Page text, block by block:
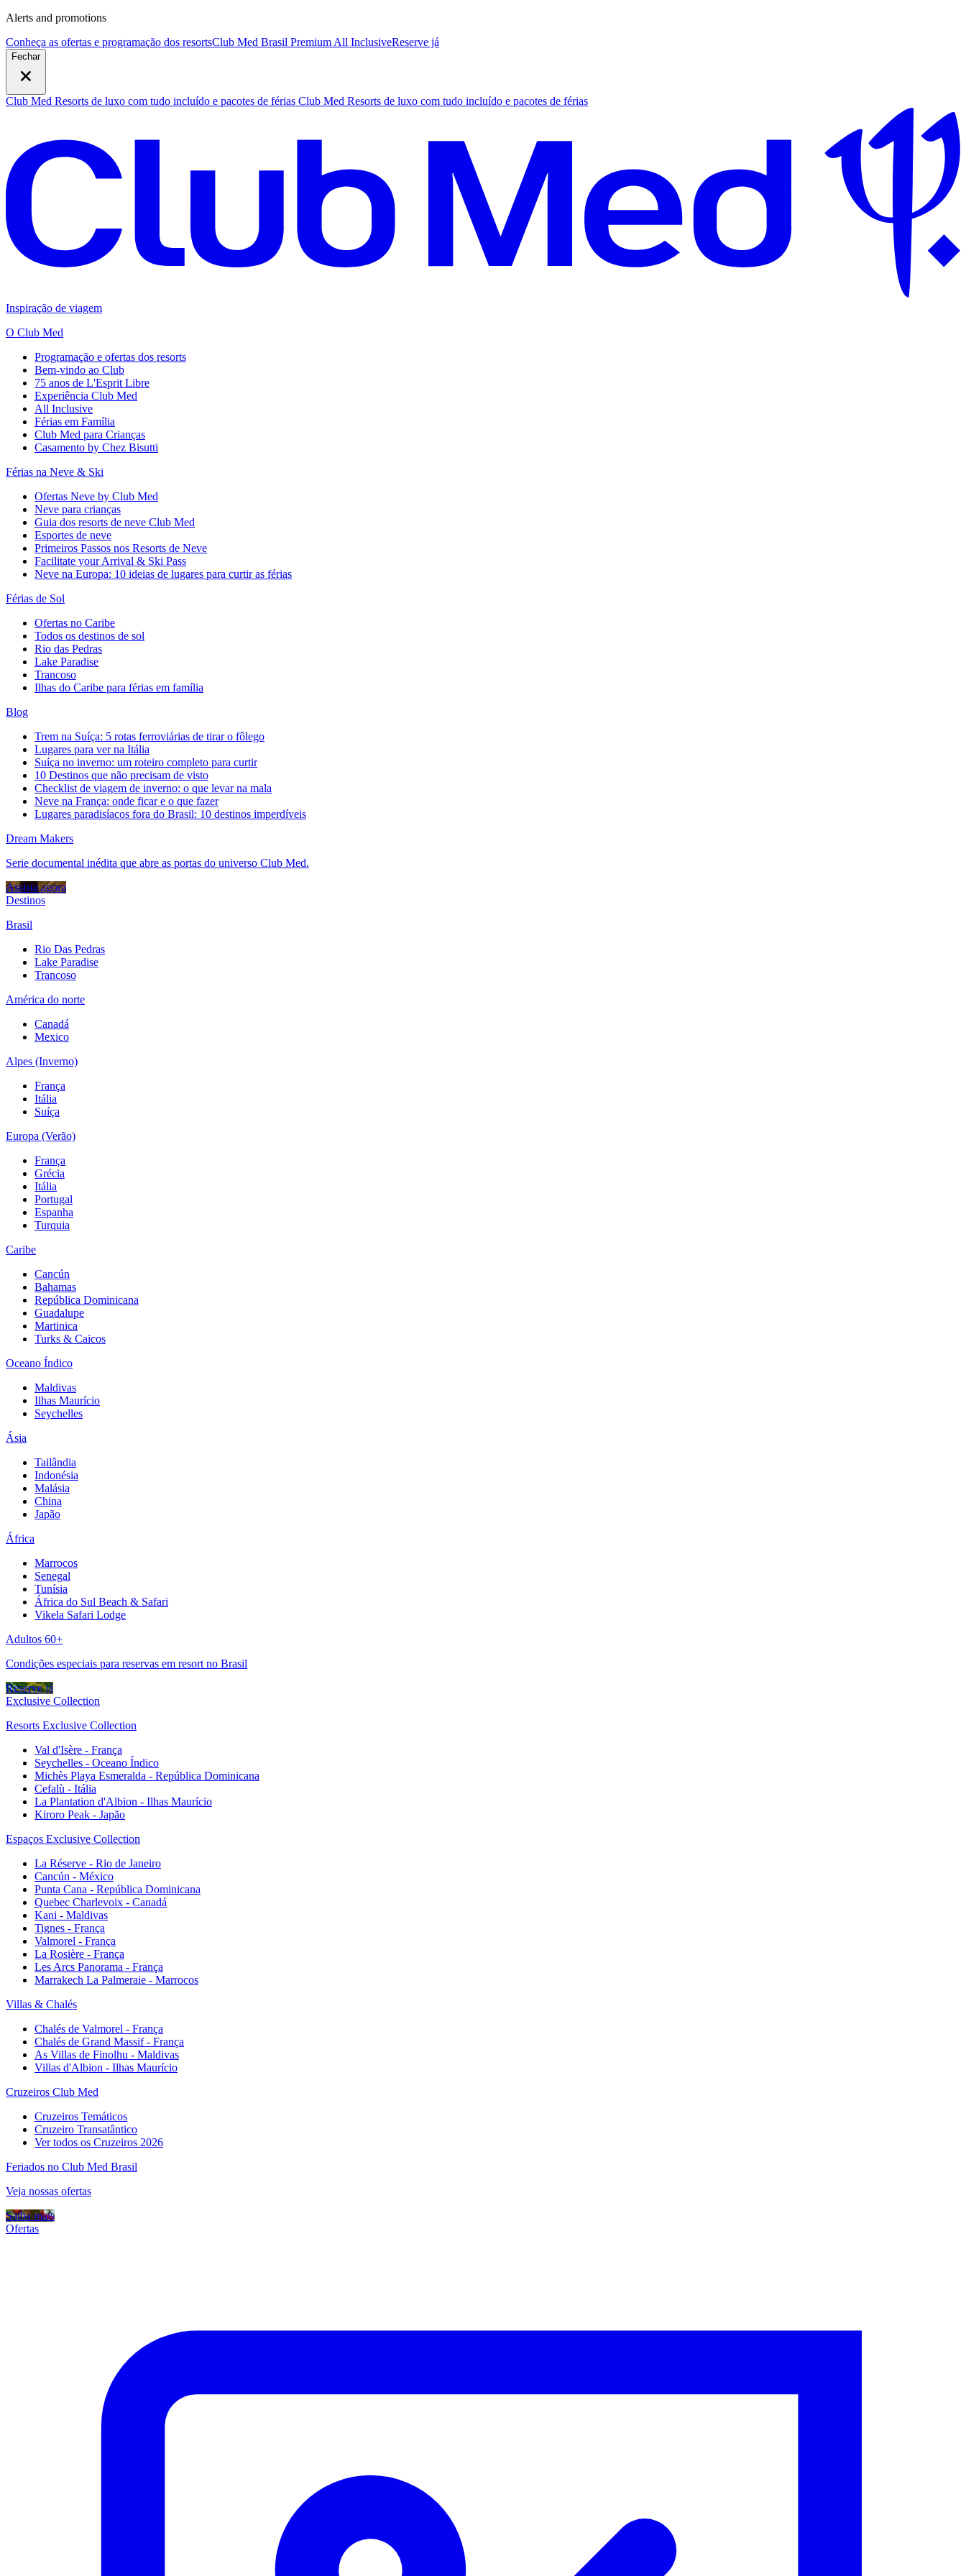
Alerts and promotions
Conheça as ofertas e programação dos resortsClub Med Brasil Premium All InclusiveReserve já
Fechar
Club Med Resorts de luxo com tudo incluído e pacotes de férias Club Med Resorts de luxo com tudo incluído e pacotes de férias
Inspiração de viagem
O Club Med
Programação e ofertas dos resorts
Bem-vindo ao Club
75 anos de L'Esprit Libre
Experiência Club Med
All Inclusive
Férias em Família
Club Med para Crianças
Casamento by Chez Bisutti
Férias na Neve & Ski
Ofertas Neve by Club Med
Neve para crianças
Guia dos resorts de neve Club Med
Esportes de neve
Primeiros Passos nos Resorts de Neve
Facilitate your Arrival & Ski Pass
Neve na Europa: 10 ideias de lugares para curtir as férias
Férias de Sol
Ofertas no Caribe
Todos os destinos de sol
Rio das Pedras
Lake Paradise
Trancoso
Ilhas do Caribe para férias em família
Blog
Trem na Suíça: 5 rotas ferroviárias de tirar o fôlego
Lugares para ver na Itália
Suíça no inverno: um roteiro completo para curtir
10 Destinos que não precisam de visto
Checklist de viagem de inverno: o que levar na mala
Neve na França: onde ficar e o que fazer
Lugares paradisíacos fora do Brasil: 10 destinos imperdíveis
Dream Makers
Serie documental inédita que abre as portas do universo Club Med.
Assista agora
Destinos
Brasil
Rio Das Pedras
Lake Paradise
Trancoso
América do norte
Canadá
Mexico
Alpes (Inverno)
França
Itália
Suíça
Europa (Verão)
França
Grécia
Itália
Portugal
Espanha
Turquia
Caribe
Cancún
Bahamas
República Dominicana
Guadalupe
Martinica
Turks & Caicos
Oceano Índico
Maldivas
Ilhas Maurício
Seychelles
Ásia
Tailândia
Indonésia
Malásia
China
Japão
África
Marrocos
Senegal
Tunísia
África do Sul Beach & Safari
Vikela Safari Lodge
Adultos 60+
Condições especiais para reservas em resort no Brasil
Reserve já
Exclusive Collection
Resorts Exclusive Collection
Val d'Isère - França
Seychelles - Oceano Índico
Michès Playa Esmeralda - República Dominicana
Cefalù - Itália
La Plantation d'Albion - Ilhas Maurício
Kiroro Peak - Japão
Espaços Exclusive Collection
La Réserve - Rio de Janeiro
Cancún - México
Punta Cana - República Dominicana
Quebec Charlevoix - Canadá
Kani - Maldivas
Tignes - França
Valmorel - França
La Rosière - França
Les Arcs Panorama - França
Marrakech La Palmeraie - Marrocos
Villas & Chalés
Chalés de Valmorel - França
Chalés de Grand Massif - França
As Villas de Finolhu - Maldivas
Villas d'Albion - Ilhas Maurício
Cruzeiros Club Med
Cruzeiros Temáticos
Cruzeiro Transatântico
Ver todos os Cruzeiros 2026
Feriados no Club Med Brasil
Veja nossas ofertas
Saiba mais
Ofertas